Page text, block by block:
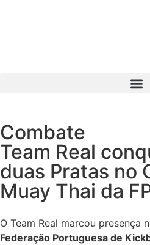
Combate
Team Real
duas Pratas no
Muay Thai da
O Team Real marcou presença
Federação Portuguesa de